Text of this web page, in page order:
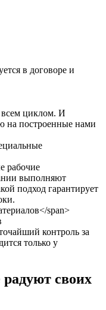
в договоре и
всем циклом. И
на построенные нами
рабочие
выполняют
подход гарантирует
контроль за
только у
радуют своих